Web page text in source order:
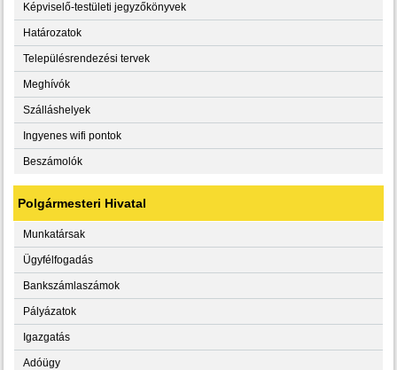
Képviselő-testületi jegyzőkönyvek
Határozatok
Településrendezési tervek
Meghívók
Szálláshelyek
Ingyenes wifi pontok
Beszámolók
Polgármesteri Hivatal
Munkatársak
Ügyfélfogadás
Bankszámlaszámok
Pályázatok
Igazgatás
Adóügy